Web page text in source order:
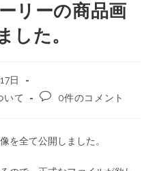
リーの商品画
した。
日
いて
0件のコメント
を全て公開しました。